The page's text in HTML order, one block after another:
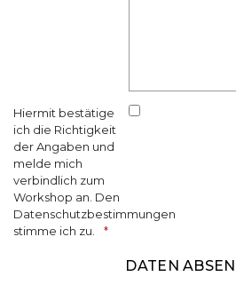
Hiermit bestätige
ich die Richtigkeit
der Angaben und
melde mich
verbindlich zum
Workshop an. Den
Datenschutzbestimmungen
stimme ich zu.